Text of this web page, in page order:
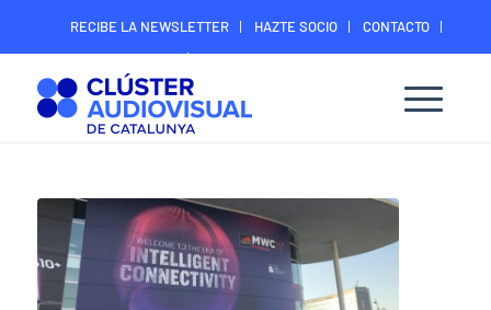
RECIBE LA NEWSLETTER HAZTE SOCIO
CONTACTO
ÁREA DIGITAL SOCIOS